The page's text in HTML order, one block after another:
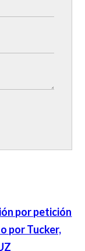
por petición
por Tucker,